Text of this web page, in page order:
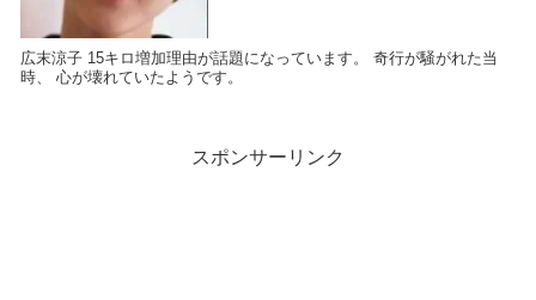
広末涼子 15キロ増加理由が話題になっています。 奇行が騒がれた当
時、 心が壊れていたようです。
スポンサーリンク